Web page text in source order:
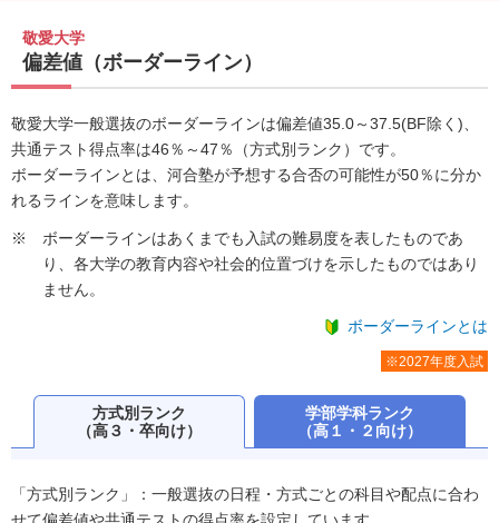
敬愛大学
偏差値（ボーダーライン）
敬愛大学一般選抜のボーダーラインは偏差値35.0～37.5(BF除く)、
共通テスト得点率は46％～47％（方式別ランク）です。
ボーダーラインとは、河合塾が予想する合否の可能性が50％に分か
れるラインを意味します。
ボーダーラインはあくまでも入試の難易度を表したものであ
り、各大学の教育内容や社会的位置づけを示したものではあり
ません。
ボーダーラインとは
※2027年度入試
方式別ランク
（高３・卒向け）
学部学科ランク
（高１・２向け）
「方式別ランク」：一般選抜の日程・方式ごとの科目や配点に合わ